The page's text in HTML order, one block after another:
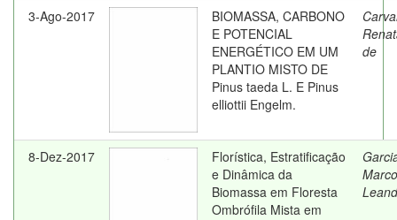
3-Ago-2017
BIOMASSA, CARBONO
E POTENCIAL
ENERGÉTICO EM UM
PLANTIO MISTO DE
Pinus taeda L. E Pinus
elliottii Engelm.
de
8-Dez-2017
Florística, Estratificação
e Dinâmica da
Biomassa em Floresta
Ombrófila Mista em